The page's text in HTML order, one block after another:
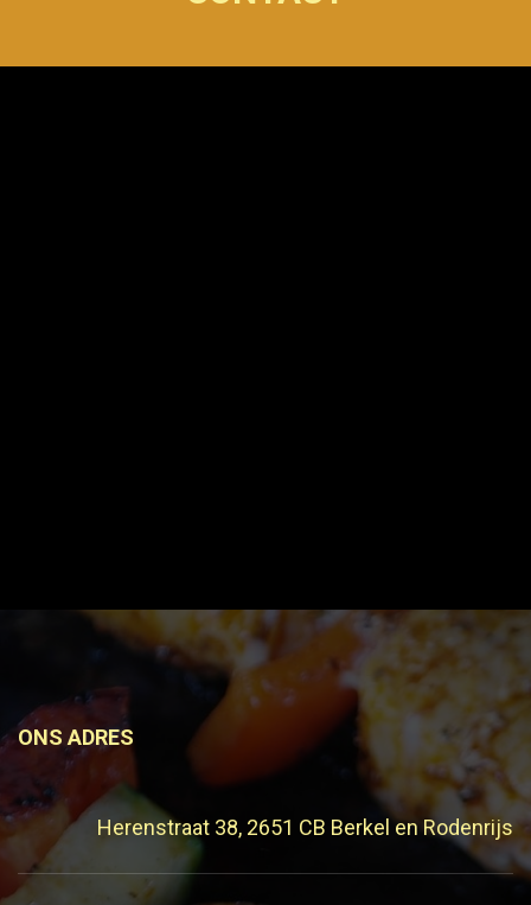
ONS ADRES
Herenstraat 38, 2651 CB Berkel en Rodenrijs